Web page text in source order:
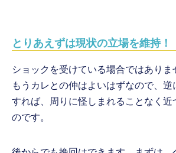
とりあえずは現状の立場を維持！
ショックを受けている場合ではあり
もうカレとの仲はよいはずなので、逆
すれば、周りに怪しまれることなく近
のです。